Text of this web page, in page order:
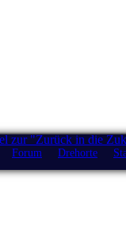
zur "Zurück in die
Forum Drehorte